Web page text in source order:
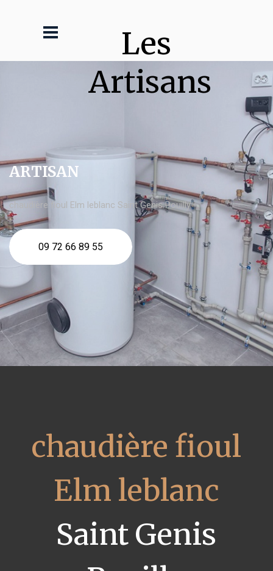
Les
Artisans
ARTISAN
chaudière fioul Elm leblanc Saint Genis Pouilly
09 72 66 89 55
chaudière fioul
Elm leblanc
Saint Genis